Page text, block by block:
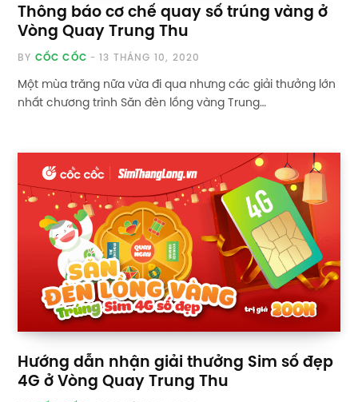
Thông báo cơ chế quay số trúng vàng ở
Vòng Quay Trung Thu
BY CỐC CỐC 13 THÁNG 10, 2020
Một mùa trăng nữa vừa đi qua nhưng các giải thưởng lớn
nhất chương trình Săn đèn lồng vàng Trung…
Hướng dẫn nhận giải thưởng Sim số đẹp
4G ở Vòng Quay Trung Thu